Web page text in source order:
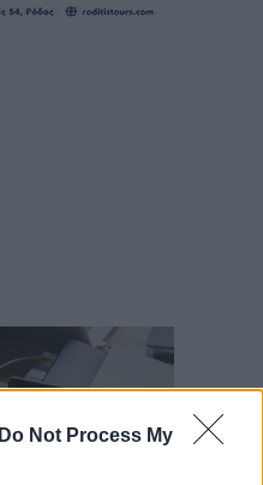
Do Not Process My